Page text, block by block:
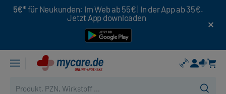
5€* für Neukunden: Im Web ab 55€ | In der App ab 35€.
Jetzt App downloaden